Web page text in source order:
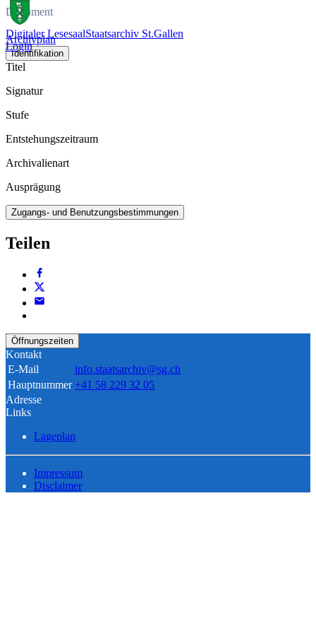
Digitaler LesesaalStaatsarchiv St.Gallen
Login
Dokument
Archivplan
Identifikation
Titel
Signatur
Stufe
Entstehungszeitraum
Archivalienart
Ausprägung
Zugangs- und Benutzungsbestimmungen
Teilen
Öffnungszeiten
Kontakt
E-Mail
info.staatsarchiv@sg.ch
Hauptnummer +41 58 229 32 05
Adresse
Links
Lageplan
Impressum
Disclaimer